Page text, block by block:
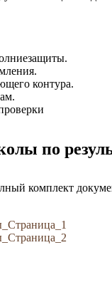
контура.
по
комплект